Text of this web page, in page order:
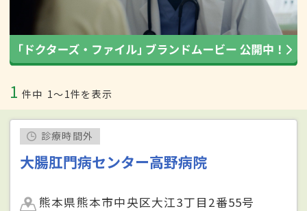
1 件中 1〜1件を表示
診療時間外
大腸肛門病センター高野病院
熊本県熊本市中央区大江3丁目2番55号